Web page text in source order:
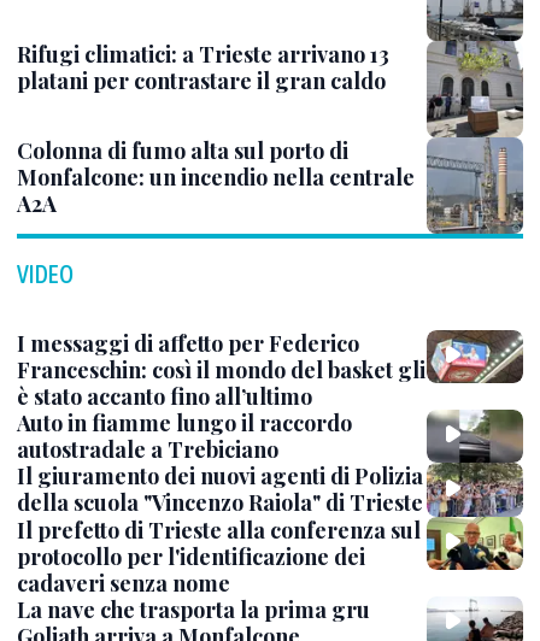
Rifugi climatici: a Trieste arrivano 13
platani per contrastare il gran caldo
Colonna di fumo alta sul porto di
Monfalcone: un incendio nella centrale
A2A
VIDEO
I messaggi di affetto per Federico
Franceschin: così il mondo del basket gli
è stato accanto fino all’ultimo
Auto in fiamme lungo il raccordo
autostradale a Trebiciano
Il giuramento dei nuovi agenti di Polizia
della scuola "Vincenzo Raiola" di Trieste
Il prefetto di Trieste alla conferenza sul
protocollo per l'identificazione dei
cadaveri senza nome
La nave che trasporta la prima gru